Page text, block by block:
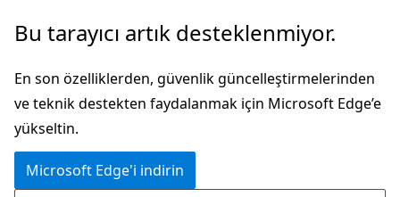
Ana
atla
Sayfa
gezintiye
atla
Bu tarayıcı artık desteklenmiyor.
En son özelliklerden, güvenlik güncelleştirmelerinden
ve teknik destekten faydalanmak için Microsoft Edge’e
yükseltin.
Microsoft Edge'i indirin